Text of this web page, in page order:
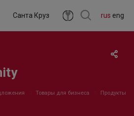
rus eng
Санта Круз
Товары для бизнеса
Продукты